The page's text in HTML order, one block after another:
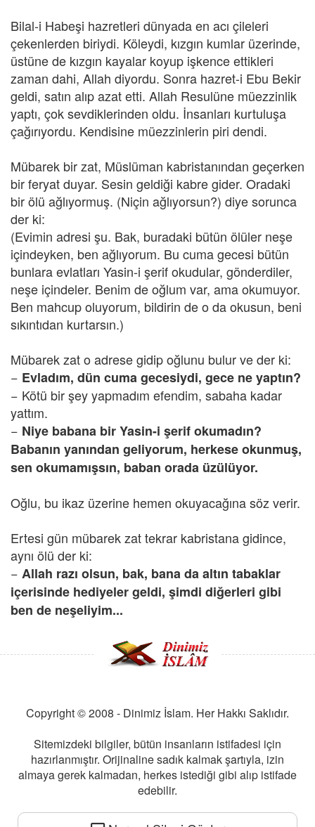
Bilal-i Habeşi hazretleri dünyada en acı çileleri
çekenlerden biriydi. Köleydi, kızgın kumlar üzerinde,
üstüne de kızgın kayalar koyup işkence ettikleri
zaman dahi, Allah diyordu. Sonra hazret-i Ebu Bekir
geldi, satın alıp azat etti. Allah Resulüne müezzinlik
yaptı, çok sevdiklerinden oldu. İnsanları kurtuluşa
çağırıyordu. Kendisine müezzinlerin piri dendi.
Mübarek bir zat, Müslüman kabristanından geçerken
bir feryat duyar. Sesin geldiği kabre gider. Oradaki
bir ölü ağlıyormuş. (Niçin ağlıyorsun?) diye sorunca
der ki:
(Evimin adresi şu. Bak, buradaki bütün ölüler neşe
içindeyken, ben ağlıyorum. Bu cuma gecesi bütün
bunlara evlatları Yasin-i şerif okudular, gönderdiler,
neşe içindeler. Benim de oğlum var, ama okumuyor.
Ben mahcup oluyorum, bildirin de o da okusun, beni
sıkıntıdan kurtarsın.)
Mübarek zat o adrese gidip oğlunu bulur ve der ki:
− Evladım, dün cuma gecesiydi, gece ne yaptın?
− Kötü bir şey yapmadım efendim, sabaha kadar
yattım.
− Niye babana bir Yasin-i şerif okumadın?
Babanın yanından geliyorum, herkese okunmuş,
sen okumamışsın, baban orada üzülüyor.
Oğlu, bu ikaz üzerine hemen okuyacağına söz verir.
Ertesi gün mübarek zat tekrar kabristana gidince,
aynı ölü der ki:
− Allah razı olsun, bak, bana da altın tabaklar
içerisinde hediyeler geldi, şimdi diğerleri gibi
ben de neşeliyim...
Copyright © 2008 - Dinimiz İslam. Her Hakkı Saklıdır.
Sitemizdeki bilgiler, bütün insanların istifadesi için
hazırlanmıştır. Orijinaline sadık kalmak şartıyla, izin
almaya gerek kalmadan, herkes istediği gibi alıp istifade
edebilir.